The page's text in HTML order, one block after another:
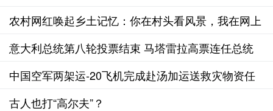
议书
农村网红唤起乡土记忆：你在村头看风景，我在网上
看你
意大利总统第八轮投票结束 马塔雷拉高票连任总统
中国空军两架运-20飞机完成赴汤加运送救灾物资任
务后返部归建
古人也打“高尔夫”？